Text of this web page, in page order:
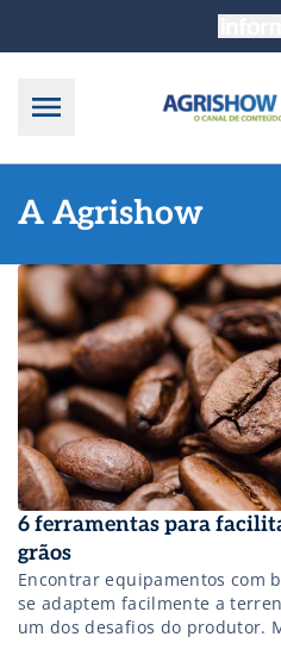
A Agrishow
6 ferramentas para
grãos
Encontrar equipamentos com
se adaptem facilmente a
um dos desafios do produtor.